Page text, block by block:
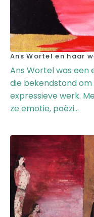
Ans Wortel en haar
Ans Wortel was een
die bekendstond
expressieve werk.
ze emotie, poëzi...